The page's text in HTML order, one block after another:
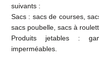
suivants :
Sacs : sacs de courses,
sacs poubelle, sacs à
Produits jetables :
imperméables.